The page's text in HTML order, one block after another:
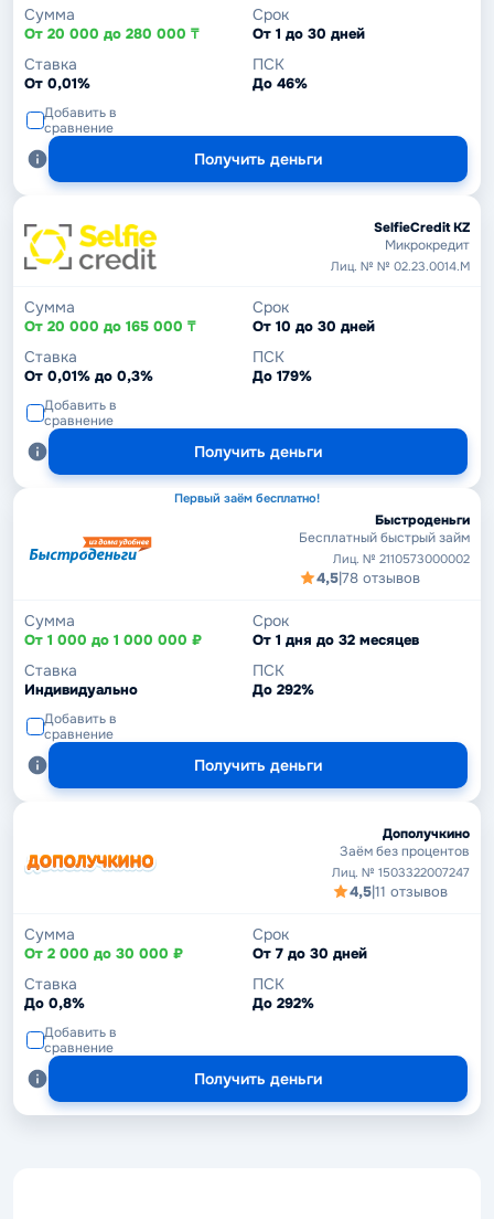
Сумма
От 20 000 до 280 000 ₸
Срок
От 1 до 30 дней
Ставка
От 0,01%
ПСК
До 46%
Добавить в
сравнение
Получить деньги
SelfieCredit KZ
Микрокредит
Лиц. № № 02.23.0014.М
Сумма
От 20 000 до 165 000 ₸
Срок
От 10 до 30 дней
Ставка
От 0,01% до 0,3%
ПСК
До 179%
Добавить в
сравнение
Получить деньги
Первый заём бесплатно!
Быстроденьги
Бесплатный быстрый займ
Лиц. № 2110573000002
4,5|78 отзывов
Сумма
От 1 000 до 1 000 000 ₽
Срок
От 1 дня до 32 месяцев
Ставка
Индивидуально
ПСК
До 292%
Добавить в
сравнение
Получить деньги
Дополучкино
Заём без процентов
Лиц. № 1503322007247
4,5|11 отзывов
Сумма
От 2 000 до 30 000 ₽
Срок
От 7 до 30 дней
Ставка
До 0,8%
ПСК
До 292%
Добавить в
сравнение
Получить деньги